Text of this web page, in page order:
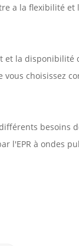
a la flexibilité
et la disponibilité
choisissez
besoins
l'EPR à ondes